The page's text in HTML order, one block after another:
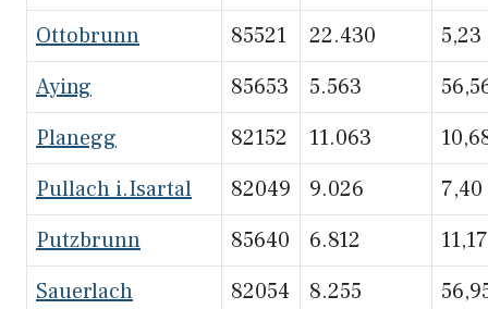
Ottobrunn
85521 22.430
5,23
Aying
85653 5.563
Planegg
82152 11.063
Pullach i.Isartal
82049 9.026
7,40
Putzbrunn
85640 6.812
11,17
Sauerlach
82054 8.255